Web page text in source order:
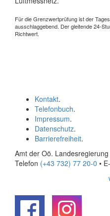
Für die Grenzwertprüfung ist der
ausschlaggebend. Der gleitende 24-
Richtwert.
Kontakt.
Telefonbuch.
Impressum.
Datenschutz.
Barrierefreiheit.
Amt der Oö.
Telefon (+43 732) 77 20-0 •